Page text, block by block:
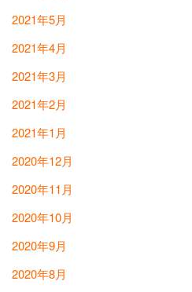
2021年5月
2021年4月
2021年3月
2021年2月
2021年1月
2020年12月
2020年11月
2020年10月
2020年9月
2020年8月